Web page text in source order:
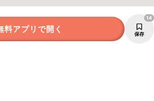
料アプリで開く 保存
14